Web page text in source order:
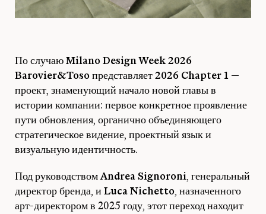
По случаю Milano Design Week 2026
Barovier&Toso представляет 2026 Chapter 1 —
проект, знаменующий начало новой главы в
истории компании: первое конкретное проявление
пути обновления, органично объединяющего
стратегическое видение, проектный язык и
визуальную идентичность.
Под руководством Andrea Signoroni, генеральный
директор бренда, и Luca Nichetto, назначенного
арт-директором в 2025 году, этот переход находит